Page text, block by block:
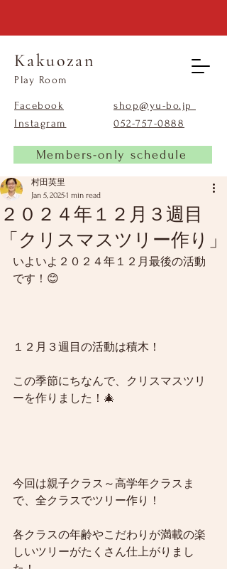
Kakuozan
​Play Room
Facebook
Instagram
shop@yu-bo.jp
​052-757-0888
Members-only schedule
２０２４年１２月３週目
「クリスマスツリー作り」
村田英里
Jan 5, 20251 min read
いよいよ２０２４年１２月最後の活動
です！😊
１２月３週目の活動は積木！
この季節にちなんで、クリスマスツリ
ーを作りました！🎄
今回は親子クラス～高学年クラスま
で、全クラスでツリー作り！
各クラスの年齢やこだわりが満載の楽
しいツリーがたくさん仕上がりまし